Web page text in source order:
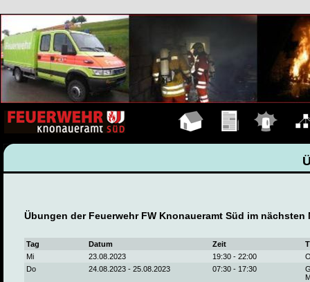
Übungen der Feuerwehr FW Knonaueramt Süd im nächsten
Tag Datum Zeit
Mi
23.08.2023 19:30 - 22:00
Do
24.08.2023 - 25.08.2023 07:30 - 17:30